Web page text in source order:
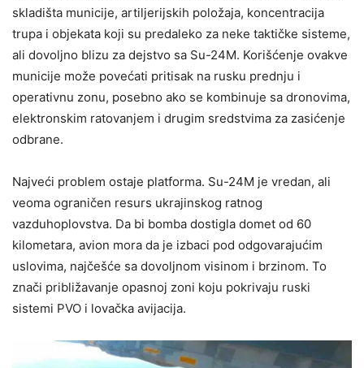
skladišta municije, artiljerijskih položaja, koncentracija
trupa i objekata koji su predaleko za neke taktičke sisteme,
ali dovoljno blizu za dejstvo sa Su-24M. Korišćenje ovakve
municije može povećati pritisak na rusku prednju i
operativnu zonu, posebno ako se kombinuje sa dronovima,
elektronskim ratovanjem i drugim sredstvima za zasićenje
odbrane.
Najveći problem ostaje platforma. Su-24M je vredan, ali
veoma ograničen resurs ukrajinskog ratnog
vazduhoplovstva. Da bi bomba dostigla domet od 60
kilometara, avion mora da je izbaci pod odgovarajućim
uslovima, najčešće sa dovoljnom visinom i brzinom. To
znači približavanje opasnoj zoni koju pokrivaju ruski
sistemi PVO i lovačka avijacija.